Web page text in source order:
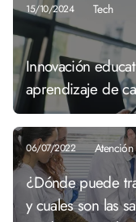
15/10/2024 Tech
Innovación
aprendizaje de
06/07/2022 Atención
¿Dónde puede
y cuales son las